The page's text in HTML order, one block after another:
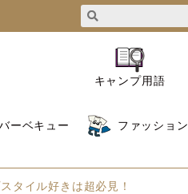
キャンプ用語
ーベキュー ファッション
タイル好きは超必見！